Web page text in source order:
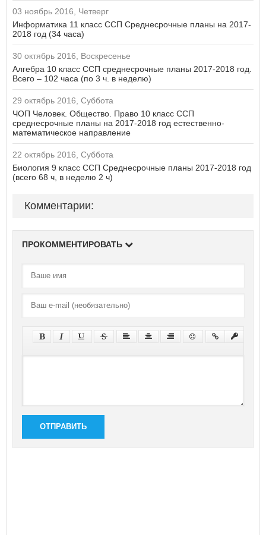
03 ноябрь 2016, Четверг
Информатика 11 класс ССП Среднесрочные планы на 2017-
2018 год (34 часа)
30 октябрь 2016, Воскресенье
Алгебра 10 класс ССП среднесрочные планы 2017-2018 год.
Всего – 102 часа (по 3 ч. в неделю)
29 октябрь 2016, Суббота
ЧОП Человек. Общество. Право 10 класс ССП
среднесрочные планы на 2017-2018 год естественно-
математическое направление
22 октябрь 2016, Суббота
Биология 9 класс ССП Среднесрочные планы 2017-2018 год
(всего 68 ч, в неделю 2 ч)
Комментарии:
ПРОКОММЕНТИРОВАТЬ
ОТПРАВИТЬ